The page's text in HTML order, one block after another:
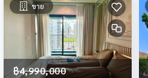
ขาย
฿4,990,000